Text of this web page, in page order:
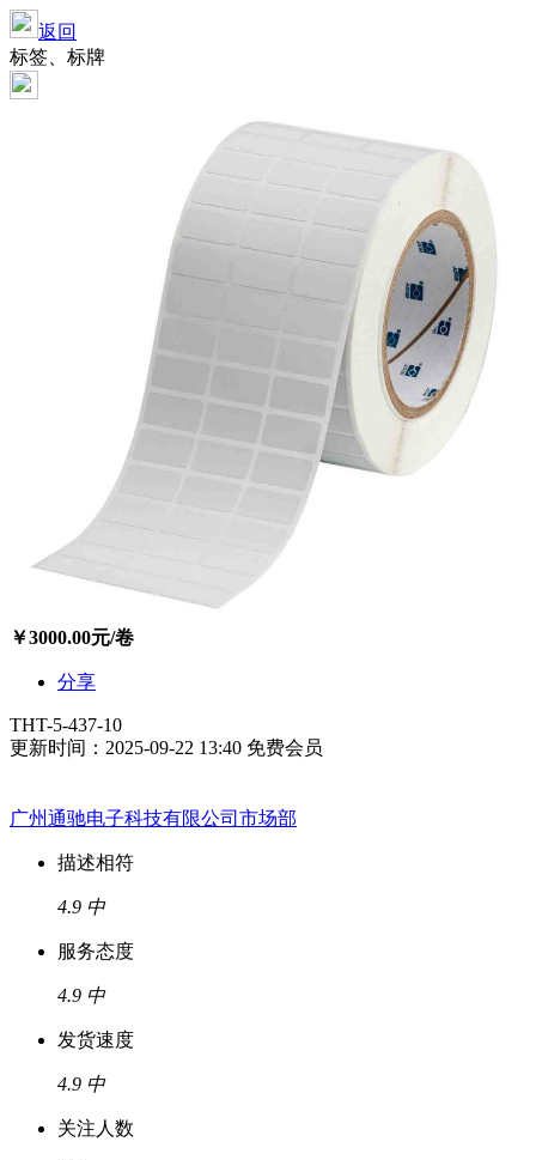
返回
标签、标牌
￥3000.00元/卷
分享
THT-5-437-10
更新时间：2025-09-22 13:40 免费会员
广州通驰电子科技有限公司市场部
描述相符
4.9 中
服务态度
4.9 中
发货速度
4.9 中
关注人数